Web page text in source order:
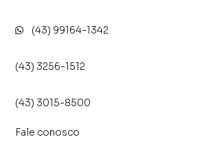
Imobiliária Casa Grande – CRECI: 2185
(43) 99164-1342
(43) 3256-1512
(43) 3015-8500
Fale conosco